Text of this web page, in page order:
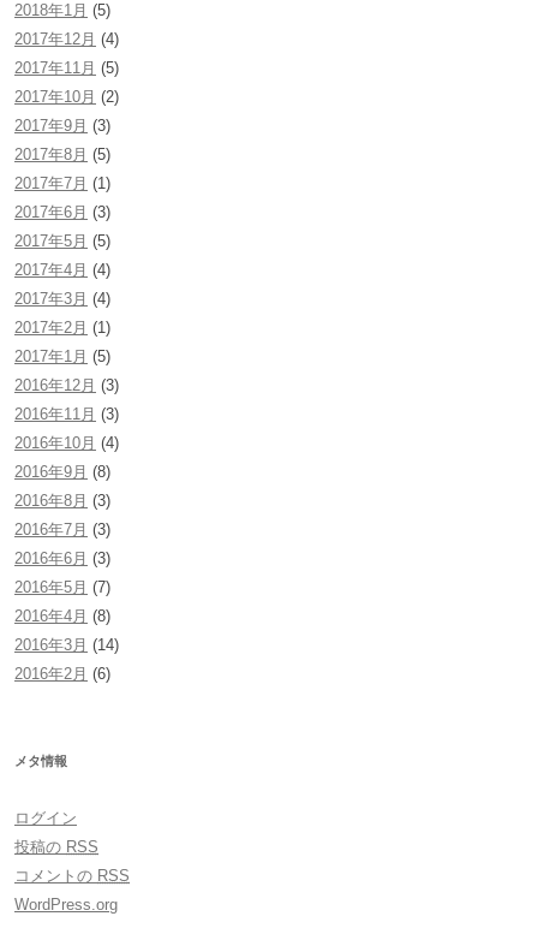
2018年1月 (5)
2017年12月 (4)
2017年11月 (5)
2017年10月 (2)
2017年9月 (3)
2017年8月 (5)
2017年7月 (1)
2017年6月 (3)
2017年5月 (5)
2017年4月 (4)
2017年3月 (4)
2017年2月 (1)
2017年1月 (5)
2016年12月 (3)
2016年11月 (3)
2016年10月 (4)
2016年9月 (8)
2016年8月 (3)
2016年7月 (3)
2016年6月 (3)
2016年5月 (7)
2016年4月 (8)
2016年3月 (14)
2016年2月 (6)
メタ情報
ログイン
投稿の RSS
コメントの RSS
WordPress.org